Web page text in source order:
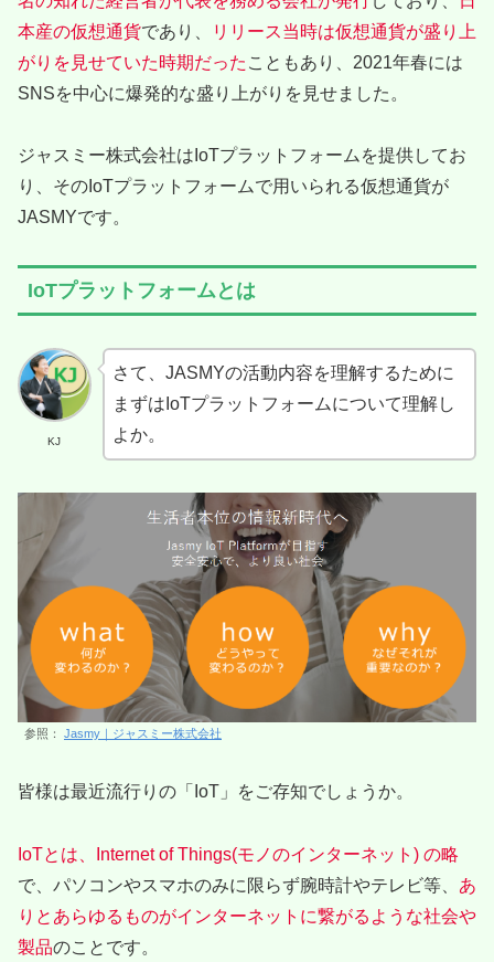
本産の仮想通貨であり、
リリース当時は仮想通貨が盛り上
がりを見せていた時期だった こともあり、2021年春には
SNSを中心に爆発的な盛り上がりを見せました。
ジャスミー株式会社はIoTプラットフォームを提供してお
り、そのIoTプラットフォームで用いられる仮想通貨が
JASMYです。
IoTプラットフォームとは
KJ
さて、JASMYの活動内容を理解するために
まずはIoTプラットフォームについて理解し
よか。
参照： Jasmy｜ジャスミー株式会社
皆様は最近流行りの「IoT」をご存知でしょうか。
IoTとは、Internet of Things(モノのインターネット) の略
で、パソコンやスマホのみに限らず腕時計やテレビ等、 あ
りとあらゆるものがインターネットに繋がるような社会や
製品のことです。